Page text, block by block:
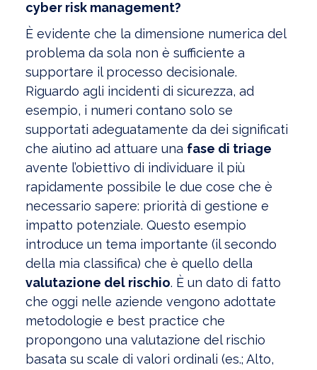
cyber risk management?
È evidente che la dimensione numerica del
problema da sola non è sufficiente a
supportare il processo decisionale.
Riguardo agli incidenti di sicurezza, ad
esempio, i numeri contano solo se
supportati adeguatamente da dei significati
che aiutino ad attuare una fase di triage
avente l’obiettivo di individuare il più
rapidamente possibile le due cose che è
necessario sapere: priorità di gestione e
impatto potenziale. Questo esempio
introduce un tema importante (il secondo
della mia classifica) che è quello della
valutazione del rischio. È un dato di fatto
che oggi nelle aziende vengono adottate
metodologie e best practice che
propongono una valutazione del rischio
basata su scale di valori ordinali (es.; Alto,